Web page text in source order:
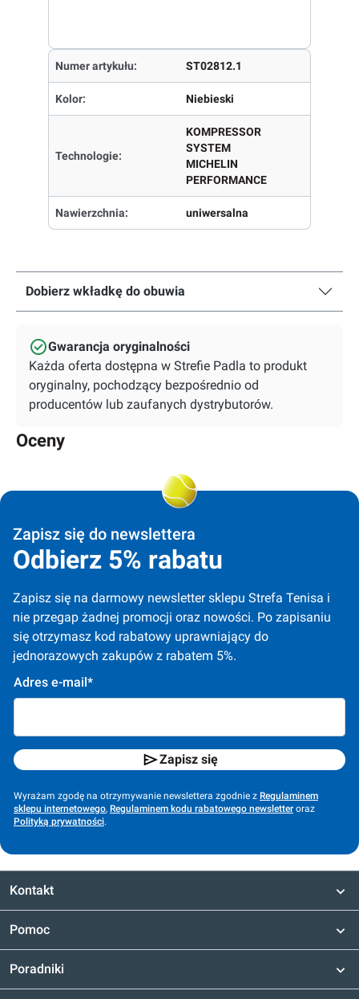
Numer artykułu: ST02812.1
Kolor: Niebieski
Technologie:
KOMPRESSOR
SYSTEM
MICHELIN
PERFORMANCE
Nawierzchnia: uniwersalna
Dobierz wkładkę do obuwia
Gwarancja oryginalności
Każda oferta dostępna w Strefie Padla to produkt
oryginalny, pochodzący bezpośrednio od
producentów lub zaufanych dystrybutorów.
Oceny
Zapisz się do newslettera
Odbierz 5% rabatu
Zapisz się na darmowy newsletter sklepu Strefa Tenisa i
nie przegap żadnej promocji oraz nowości. Po zapisaniu
się otrzymasz kod rabatowy uprawniający do
jednorazowych zakupów z rabatem 5%.
Adres e-mail*
Zapisz się
Wyrażam zgodę na otrzymywanie newslettera zgodnie z Regulaminem
sklepu internetowego, Regulaminem kodu rabatowego newsletter oraz
Polityką prywatności.
Kontakt
Pomoc
Poradniki